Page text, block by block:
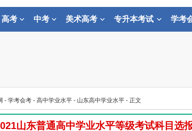
高考 中考 美术高考 专升本考试 学考
- 学考会考 - 高中学业水平 - 山东高中学业水平 - 正文
山东普通高中学业水平等级考试科目选